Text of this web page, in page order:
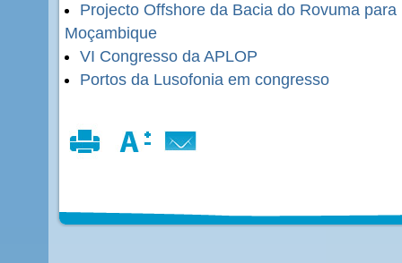
Projecto Offshore da Bacia do Rovuma
Moçambique
VI Congresso da APLOP
Portos da Lusofonia em congresso